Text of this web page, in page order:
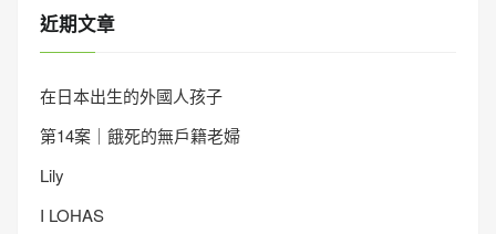
近期文章
在日本出生的外國人孩子
第14案｜餓死的無戶籍老婦
Lily
I LOHAS